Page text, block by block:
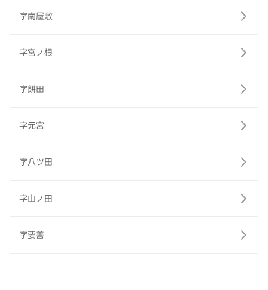
字南屋敷
字宮ノ根
字餅田
字元宮
字八ツ田
字山ノ田
字要善